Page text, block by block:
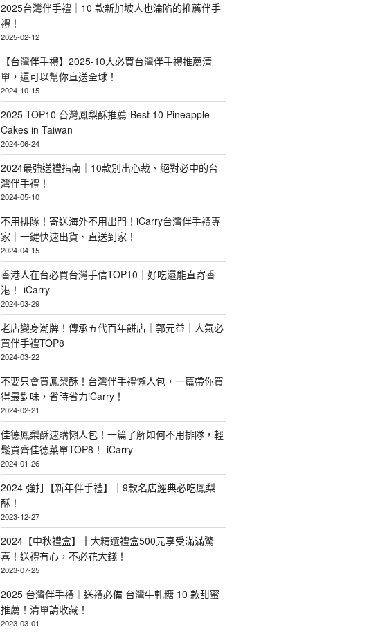
2025台灣伴手禮｜10 款新加坡人也淪陷的推薦伴手
禮！
2025-02-12
【台灣伴手禮】2025-10大必買台灣伴手禮推薦清
單，還可以幫你直送全球！
2024-10-15
2025-TOP10 台灣鳳梨酥推薦-Best 10 Pineapple
Cakes in Taiwan
2024-06-24
2024最強送禮指南｜10款別出心裁、絕對必中的台
灣伴手禮！
2024-05-10
不用排隊！寄送海外不用出門！iCarry台灣伴手禮專
家｜一鍵快速出貨、直送到家！
2024-04-15
香港人在台必買台灣手信TOP10｜好吃還能直寄香
港！-iCarry
2024-03-29
老店變身潮牌！傳承五代百年餅店｜郭元益｜人氣必
買伴手禮TOP8
2024-03-22
不要只會買鳳梨酥！台灣伴手禮懶人包，一篇帶你買
得最對味，省時省力iCarry！
2024-02-21
佳德鳳梨酥速購懶人包！一篇了解如何不用排隊，輕
鬆買齊佳德菜單TOP8！-iCarry
2024-01-26
2024 強打【新年伴手禮】｜9款名店經典必吃鳳梨
酥！
2023-12-27
2024【中秋禮盒】十大精選禮盒500元享受滿滿驚
喜！送禮有心，不必花大錢！
2023-07-25
2025 台灣伴手禮｜送禮必備 台灣牛軋糖 10 款甜蜜
推薦！清單請收藏！
2023-03-01